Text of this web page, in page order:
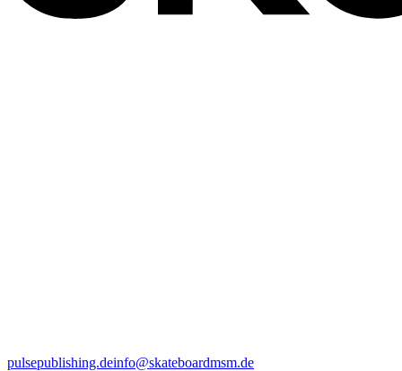
pulsepublishing.deinfo@skateboardmsm.de